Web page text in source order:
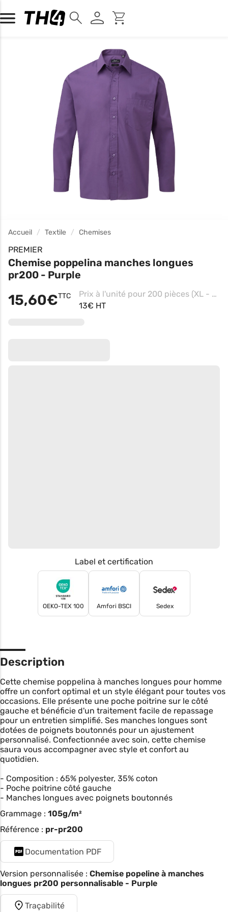
Accueil Textile Chemises
PREMIER
Chemise poppelina manches longues
pr200 - Purple
15,60€TTC
Prix à l'unité pour 200 pièces (XL - Royal)
13€ HT
Label et certification
OEKO-TEX 100 Amfori BSCI Sedex
Description
Cette chemise poppelina à manches longues pour homme
offre un confort optimal et un style élégant pour toutes vos
occasions. Elle présente une poche poitrine sur le côté
gauche et bénéficie d'un traitement facile de repassage
pour un entretien simplifié. Ses manches longues sont
dotées de poignets boutonnés pour un ajustement
personnalisé. Confectionnée avec soin, cette chemise
saura vous accompagner avec style et confort au
quotidien.
- Composition : 65% polyester, 35% coton
- Poche poitrine côté gauche
- Manches longues avec poignets boutonnés
Grammage : 105g/m²
Référence : pr-pr200
Documentation PDF
Version personnalisée : Chemise popeline à manches
longues pr200 personnalisable - Purple
Traçabilité